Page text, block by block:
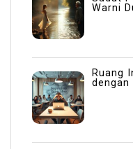
Warni
Ruang
dengan